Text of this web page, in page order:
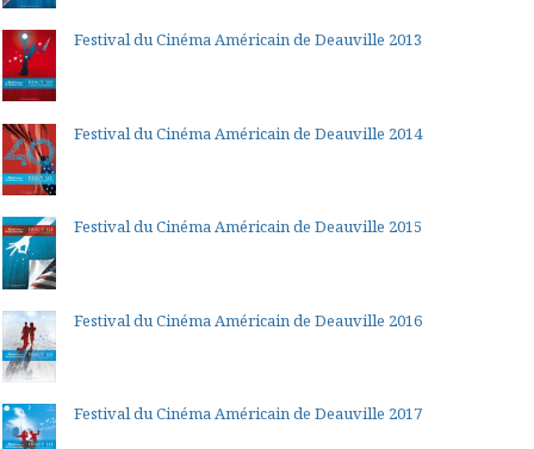
Festival du Cinéma Américain de Deauville 2013
Festival du Cinéma Américain de Deauville 2014
Festival du Cinéma Américain de Deauville 2015
Festival du Cinéma Américain de Deauville 2016
Festival du Cinéma Américain de Deauville 2017